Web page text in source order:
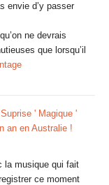
envie d’y passer
ne devrais
que lorsqu’il
' Magique '
an en Australie !
la musique qui fait
ce moment